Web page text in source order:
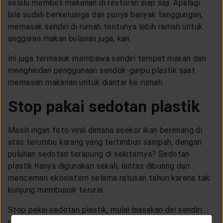
selalu membeli makanan di restoran siap saji. Apalagi
bila sudah berkeluarga dan punya banyak tanggungan,
memasak sendiri di rumah tentunya lebih ramah untuk
anggaran makan bulanan juga, kan.
Ini juga termasuk membawa sendiri tempat makan dan
menghindari penggunaan sendok-garpu plastik saat
memesan makanan untuk diantar ke rumah.
Stop pakai sedotan plastik
Masih ingat foto viral dimana seekor ikan berenang di
atas terumbu karang yang tertimbun sampah, dengan
puluhan sedotan terapung di sekitarnya? Sedotan
plastik hanya digunakan sekali, lantas dibuang dan
mencemari ekosistem selama ratusan tahun karena tak
kunjung membusuk terurai.
Stop pakai sedotan plastik, mulai biasakan diri sendiri